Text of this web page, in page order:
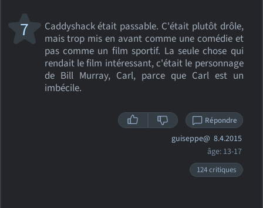
Caddyshack était passable. C'était plutôt drôle,
mais trop mis en avant comme une comédie et
pas comme un film sportif. La seule chose qui
rendait le film intéressant, c'était le personnage
de Bill Murray, Carl, parce que Carl est un
imbécile.
7
Répondre
guiseppe@ 8.4.2015
âge: 13-17
124 critiques